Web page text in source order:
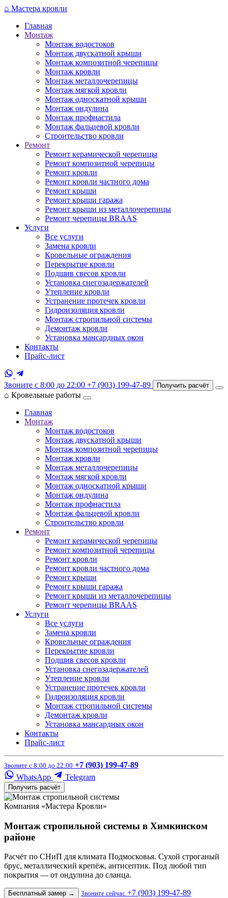
Перейти
основному
содержанию
⌂ Мастера кровли
Главная
Монтаж
Монтаж водостоков
Монтаж двускатной крыши
Монтаж композитной черепицы
Монтаж кровли
Монтаж металлочерепицы
Монтаж мягкой кровли
Монтаж односкатной крыши
Монтаж ондулина
Монтаж профнастила
Монтаж фальцевой кровли
Строительство кровли
Ремонт
Ремонт керамической черепицы
Ремонт композитной черепицы
Ремонт кровли
Ремонт кровли частного дома
Ремонт крыши
Ремонт крыши гаража
Ремонт крыши из металлочерепицы
Ремонт черепицы BRAAS
Услуги
Все услуги
Замена кровли
Кровельные ограждения
Перекрытие кровли
Подшив свесов кровли
Установка снегозадержателей
Утепление кровли
Устранение протечек кровли
Гидроизоляция кровли
Монтаж стропильной системы
Демонтаж кровли
Установка мансардных окон
Контакты
Прайс-лист
Звоните с 8:00 до 22:00 +7 (903) 199-47-89 Получить расчёт
⌂ Кровельные работы
Главная
Монтаж
Монтаж водостоков
Монтаж двускатной крыши
Монтаж композитной черепицы
Монтаж кровли
Монтаж металлочерепицы
Монтаж мягкой кровли
Монтаж односкатной крыши
Монтаж ондулина
Монтаж профнастила
Монтаж фальцевой кровли
Строительство кровли
Ремонт
Ремонт керамической черепицы
Ремонт композитной черепицы
Ремонт кровли
Ремонт кровли частного дома
Ремонт крыши
Ремонт крыши гаража
Ремонт крыши из металлочерепицы
Ремонт черепицы BRAAS
Услуги
Все услуги
Замена кровли
Кровельные ограждения
Перекрытие кровли
Подшив свесов кровли
Установка снегозадержателей
Утепление кровли
Устранение протечек кровли
Гидроизоляция кровли
Монтаж стропильной системы
Демонтаж кровли
Установка мансардных окон
Контакты
Прайс-лист
Звоните с 8:00 до 22:00 +7 (903) 199-47-89
WhatsApp
Telegram
Получить расчёт
Компания «Мастера Кровли»
Монтаж стропильной системы в Химкинском
районе
Расчёт по СНиП для климата Подмосковья. Сухой строганый
брус, металлический крепёж, антисептик. Под любой тип
покрытия — от ондулина до сланца.
Бесплатный замер → Звоните сейчас +7 (903) 199-47-89